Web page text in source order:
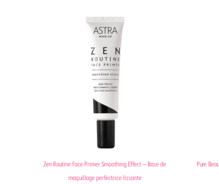
Zen Routine Face Primer Smoothing Effect – Base de
maquillage perfectrice lissante
Pure